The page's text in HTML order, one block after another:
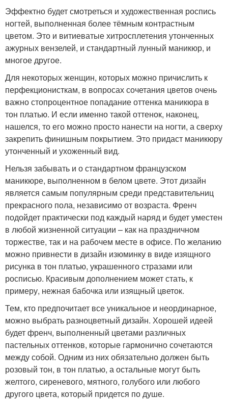
Эффектно будет смотреться и художественная роспись
ногтей, выполненная более тёмным контрастным
цветом. Это и витиеватые хитросплетения утонченных
ажурных вензелей, и стандартный лунный маникюр, и
многое другое.
Для некоторых женщин, которых можно причислить к
перфекционисткам, в вопросах сочетания цветов очень
важно стопроцентное попадание оттенка маникюра в
тон платью. И если именно такой оттенок, наконец,
нашелся, то его можно просто нанести на ногти, а сверху
закрепить финишным покрытием. Это придаст маникюру
утонченный и ухоженный вид.
Нельзя забывать и о стандартном французском
маникюре, выполненном в белом цвете. Этот дизайн
является самым популярным среди представительниц
прекрасного пола, независимо от возраста. Френч
подойдет практически под каждый наряд и будет уместен
в любой жизненной ситуации – как на праздничном
торжестве, так и на рабочем месте в офисе. По желанию
можно привнести в дизайн изюминку в виде изящного
рисунка в тон платью, украшенного стразами или
росписью. Красивым дополнением может стать, к
примеру, нежная бабочка или изящный цветок.
Тем, кто предпочитает все уникальное и неординарное,
можно выбрать разноцветный дизайн. Хорошей идеей
будет френч, выполненный цветами различных
пастельных оттенков, которые гармонично сочетаются
между собой. Одним из них обязательно должен быть
розовый тон, в тон платью, а остальные могут быть
желтого, сиреневого, мятного, голубого или любого
другого цвета, который придется по душе.